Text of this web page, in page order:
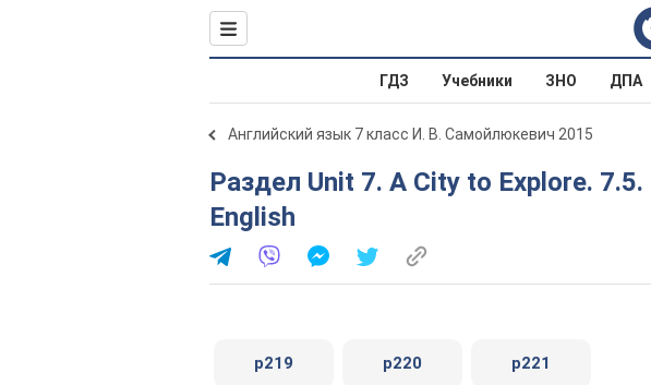
ГДЗ Учебники ЗНО ДПА
Английский язык 7 класс И. В. Самойлюкевич 2015
Раздел Unit 7. A City to Explore. 7.5. My progress in
English
p219 p220 p221